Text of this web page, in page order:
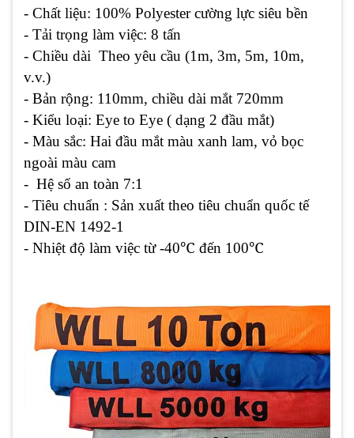
- Chất liệu: 100% Polyester cường lực siêu bền
- Tải trọng làm việc: 8 tấn
- Chiều dài Theo yêu cầu (1m, 3m, 5m, 10m,
v.v.)
- Bản rộng: 110mm, chiều dài mắt 720mm
- Kiểu loại: Eye to Eye ( dạng 2 đầu mắt)
- Màu sắc: Hai đầu mắt màu xanh lam, vỏ bọc
ngoài màu cam
- Hệ số an toàn 7:1
- Tiêu chuẩn : Sản xuất theo tiêu chuẩn quốc tế
DIN-EN 1492-1
- Nhiệt độ làm việc từ -40℃ đến 100℃